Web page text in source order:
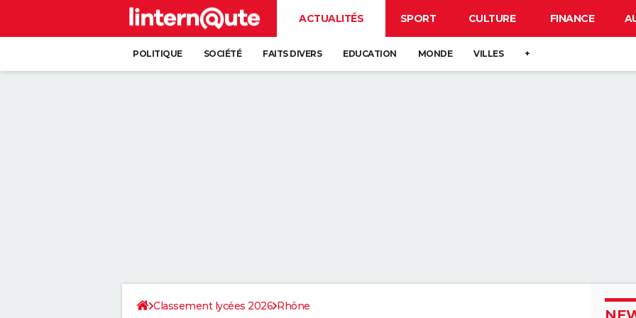
ACTUALITÉS SPORT CULTURE FINANCE
POLITIQUE SOCIÉTÉ FAITS DIVERS EDUCATION MONDE VILLES +
Classement lycées 2026 Rhône